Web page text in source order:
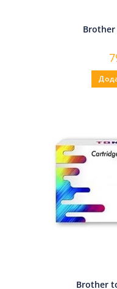
Brother
Brother